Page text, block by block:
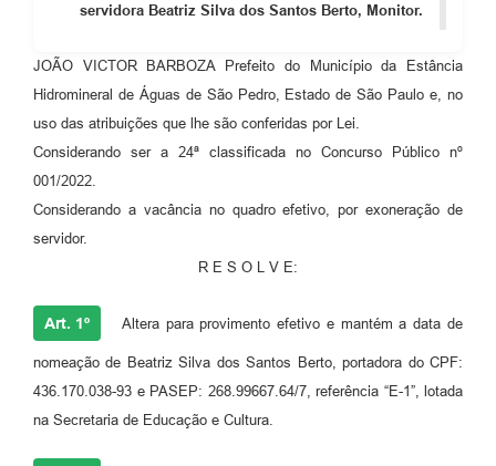
servidora Beatriz Silva dos Santos Berto, Monitor.
JOÃO VICTOR BARBOZA Prefeito do Município da Estância
Hidromineral de Águas de São Pedro, Estado de São Paulo e, no
uso das atribuições que lhe são conferidas por Lei.
Considerando ser a 24ª classificada no Concurso Público nº
001/2022.
Considerando a vacância no quadro efetivo, por exoneração de
servidor.
R E S O L V E:
Art. 1º Altera para provimento efetivo e mantém a data de
nomeação de Beatriz Silva dos Santos Berto, portadora do CPF:
436.170.038-93 e PASEP: 268.99667.64/7, referência “E-1”, lotada
na Secretaria de Educação e Cultura.